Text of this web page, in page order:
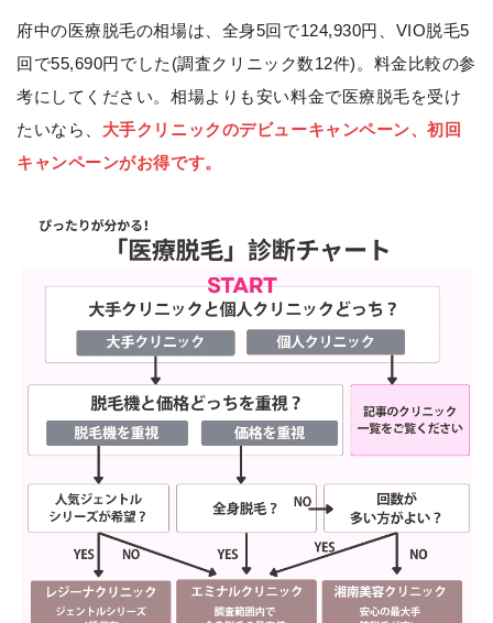
府中の医療脱毛の相場は、全身5回で124,930円、VIO脱毛5
回で55,690円でした(調査クリニック数12件)。料金比較の参
考にしてください。相場よりも安い料金で医療脱毛を受け
たいなら、 大手クリニックのデビューキャンペーン、初回
キャンペーンがお得です。